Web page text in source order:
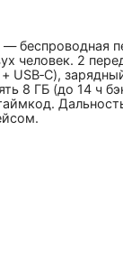
беспроводная
человек. 2
8 ГБ (до 14 ч